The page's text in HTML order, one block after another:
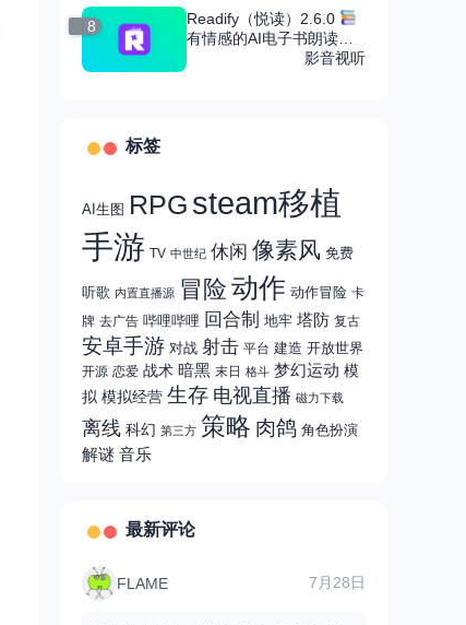
8
Readify（悦读）2.6.0
有情感的AI电子书朗读，
多国语言，支持多格式
影音视听
标签
AI生图 RPG steam移植
手游 TV 中世纪 休闲 像素风 免费
听歌 内置直播源 冒险 动作 动作冒险 卡
牌 去广告 哔哩哔哩 回合制 地牢 塔防 复古
安卓手游 对战 射击 平台 建造 开放世界
开源 恋爱 战术 暗黑 末日 格斗 梦幻运动 模
拟 模拟经营 生存 电视直播 磁力下载
离线 科幻 第三方 策略 肉鸽 角色扮演
解谜 音乐
最新评论
FLAME 7月28日